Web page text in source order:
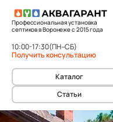
Профессиональная установка
септиков в Воронеже с 2015 года
Каталог
Статьи
10:00-17:30(ПН–СБ)
Получить консультацию